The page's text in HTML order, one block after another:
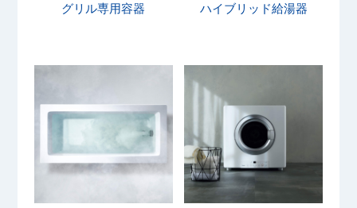
グリル専用容器 ハイブリッド給湯器